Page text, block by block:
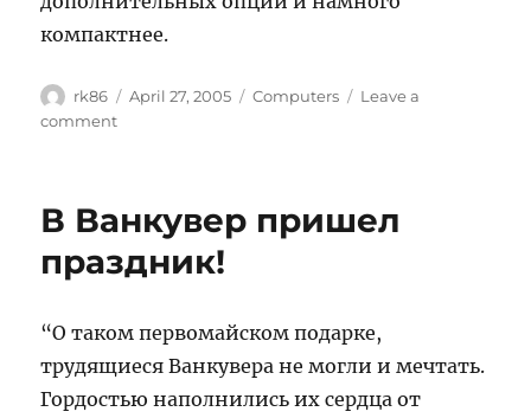
компактнее.
Author
rk86
Posted
April 27, 2005 Categories
Computers
Leave a
commenton
В Ванкувер пришел
праздник!
“О таком первомайском подарке,
трудящиеся Ванкувера не могли и мечтать.
Гордостью наполнились их сердца от